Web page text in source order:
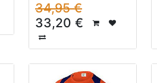
34,95€
33,20 €